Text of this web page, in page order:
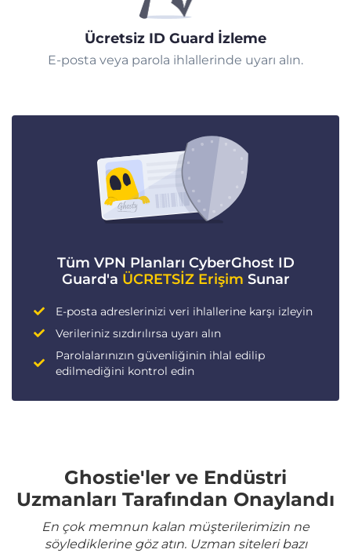
Ücretsiz ID Guard İzleme
E-posta veya parola ihlallerinde uyarı alın.
Tüm VPN Planları CyberGhost ID
Guard'a ÜCRETSİZ Erişim Sunar
E-posta adreslerinizi veri ihlallerine karşı izleyin
Verileriniz sızdırılırsa uyarı alın
Parolalarınızın güvenliğinin ihlal edilip
edilmediğini kontrol edin
Ghostie'ler ve Endüstri
Uzmanları Tarafından Onaylandı
En çok memnun kalan müşterilerimizin ne
söylediklerine göz atın. Uzman siteleri bazı